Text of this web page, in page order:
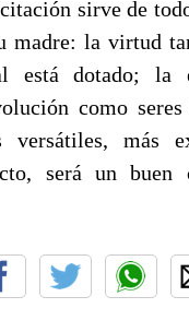
sirve de
madre: la virtud
está dotado; la
como seres
versátiles, más
será un buen